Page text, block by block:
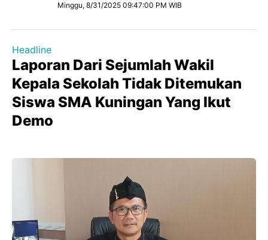
Minggu, 8/31/2025 09:47:00 PM WIB
Headline
Laporan Dari Sejumlah Wakil
Kepala Sekolah Tidak Ditemukan
Siswa SMA Kuningan Yang Ikut
Demo